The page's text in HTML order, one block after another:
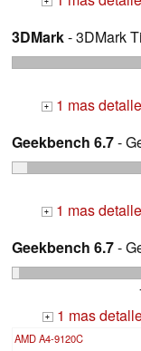
3DMark- 3DMark
+ 1 mas
Geekbench 6.7-
+ 1 mas
Geekbench 6.7-
+ 1 mas
AMD A4-9120C